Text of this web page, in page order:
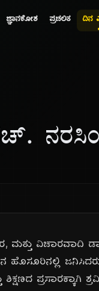
ಜ್ಞಾನಕೋಶ ಪ್ರಚಲಿತ ದಿನ
ಮತ್ತು
ಪ್ರಸಾರಕ್ಕಾಗಿ